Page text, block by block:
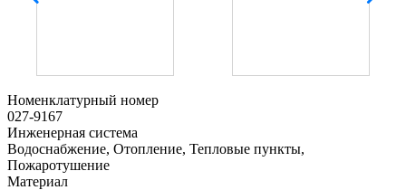
Номенклатурный номер
027-9167
Инженерная система
Водоснабжение, Отопление, Тепловые пункты,
Пожаротушение
Материал